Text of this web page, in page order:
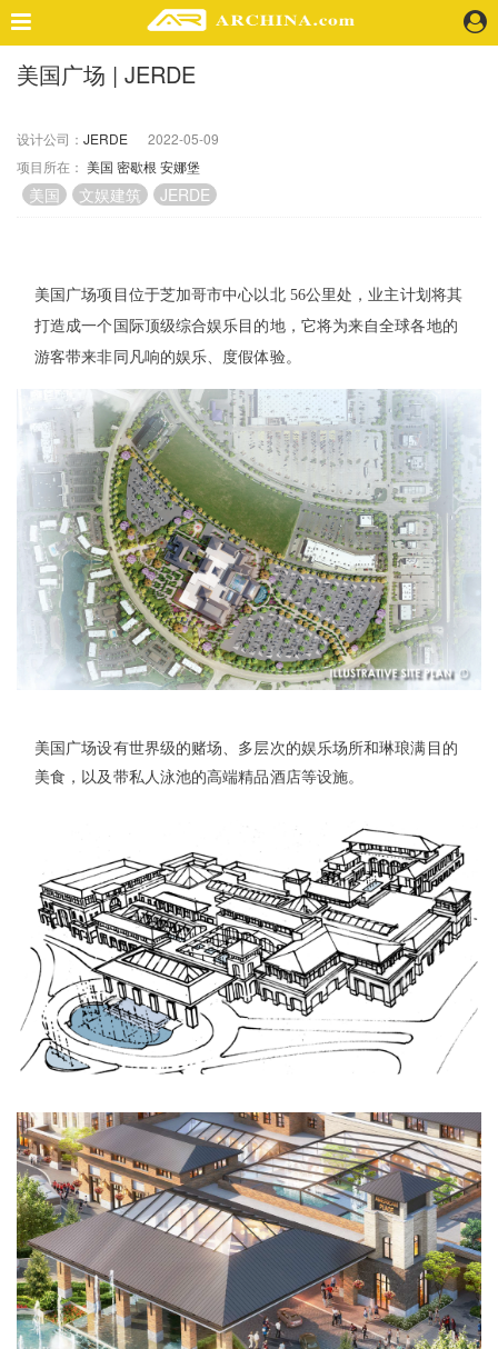
精选案例
景 观
室 内
视 频
业 界
机 构
人 物
地 产
快速搜索
企业招聘
企业会员
关于投稿
广告投放
美国广场 | JERDE
设计公司： JERDE
2022-05-09
项目所在： 美国 密歇根 安娜堡
美国 文娱建筑 JERDE
美国广场项目位于芝加哥市中心以北 56公里处，业主计划将其
打造成一个国际顶级综合娱乐目的地，它将为来自全球各地的
游客带来非同凡响的娱乐、度假体验。
美国广场设有世界级的赌场、多层次的娱乐场所和琳琅满目的
美食，以及带私人泳池的高端精品酒店等设施。